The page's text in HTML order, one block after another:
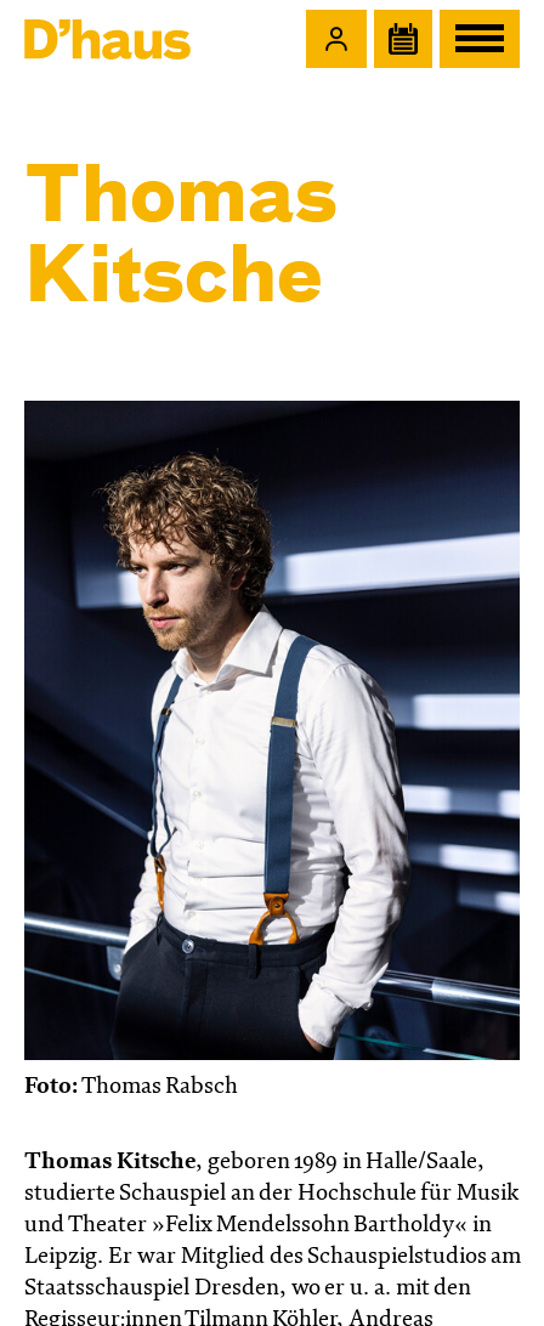
Thomas
Kitsche
Foto:Thomas Rabsch
Thomas Kitsche, geboren 1989 in Halle/Saale,
studierte Schauspiel an der Hochschule für Musik
und Theater »Felix Mendelssohn Bartholdy« in
Leipzig. Er war Mitglied des Schauspielstudios am
Staatsschauspiel Dresden, wo er u. a. mit den
Regisseur:innen Tilmann Köhler, Andreas